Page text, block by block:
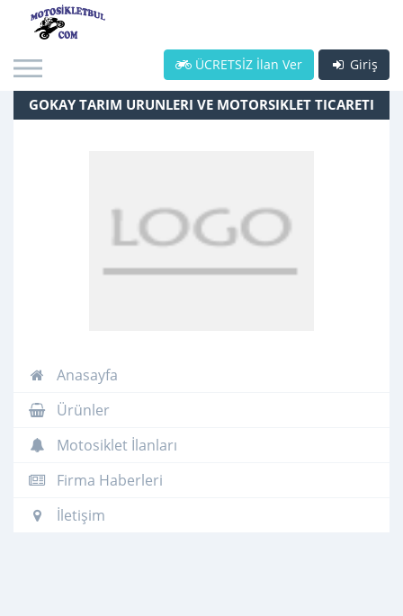
Giriş
ÜCRETSİZ İlan Ver
GOKAY TARIM URUNLERI VE MOTORSIKLET TICARETI
Anasayfa
Ürünler
Motosiklet İlanları
Firma Haberleri
İletişim